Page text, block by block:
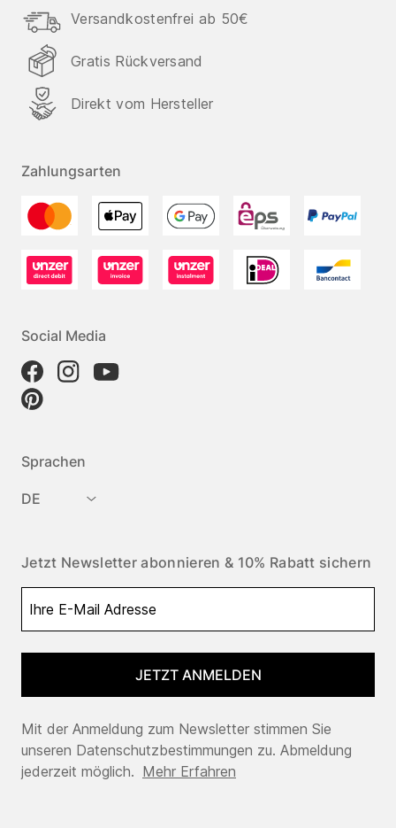
Versandkostenfrei ab 50€
Gratis Rückversand
Direkt vom Hersteller
Zahlungsarten
Social Media
Sprachen
DE
Jetzt Newsletter abonnieren & 10% Rabatt sichern
JETZT ANMELDEN
Mit der Anmeldung zum Newsletter stimmen Sie
unseren Datenschutzbestimmungen zu. Abmeldung
jederzeit möglich. Mehr Erfahren